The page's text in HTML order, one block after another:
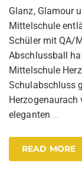
Glanz, Glamour
Mittelschule
Schüler mit QA/
Abschlussball
Mittelschule
Schulabschluss
Herzogenaurach
eleganten …
READ MORE